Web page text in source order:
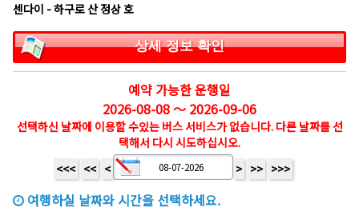
센다이 - 하구로 산 정상 호
상세 정보 확인
예약 가능한 운행일
2026-08-08 ～ 2026-09-06
선택하신 날짜에 이용할 수있는 버스 서비스가 없습니다. 다른 날짜를 선
택해서 다시 시도하십시오.
<<< << < > >> >>>
여행하실 날짜와 시간을 선택하세요.